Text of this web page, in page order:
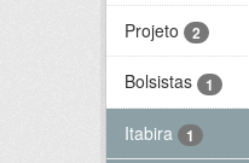
Projeto 2
Bolsistas 1
Itabira 1